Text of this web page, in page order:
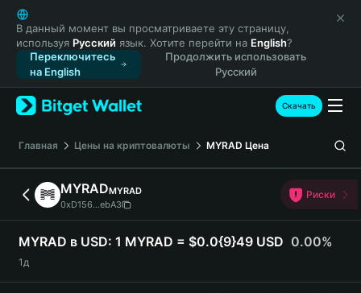
English
日本語
Tiếng Việt
Русский
Español (Latinoamérica)
Türkçe
Français
Deutsch
简体中文
繁體中文
Português (Portugal)
Bahasa Indonesia
ภาษาไทย
हिन्दी
В данный момент вы просматриваете эту страницу,
используя Русский язык. Хотите перейти на English?
Переключитесь
на English
Продолжить использовать
Русский
Скачать
Главная Цены на криптовалюты MYRAD Цена
MYRADMYRAD
0xD156...ebA3
Риски
MYRAD в USD: 1 MYRAD = $0.0{9}49 USD 0.00%
1д